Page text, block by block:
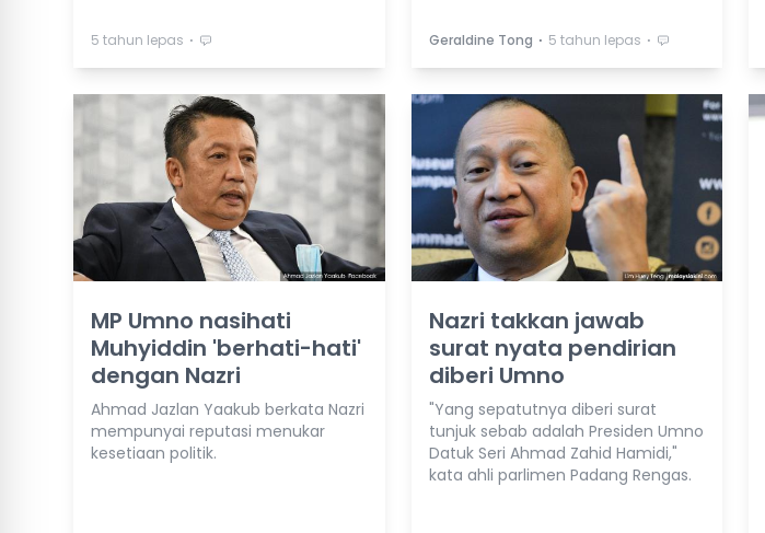
5 tahun lepas ⋅ Geraldine Tong ⋅ 5 tahun lepas ⋅
MP Umno nasihati
Muhyiddin 'berhati-hati'
dengan Nazri
Ahmad Jazlan Yaakub berkata Nazri
mempunyai reputasi menukar
kesetiaan politik.
Nazri takkan jawab
surat nyata pendirian
diberi Umno
"Yang sepatutnya diberi surat
tunjuk sebab adalah Presiden Umno
Datuk Seri Ahmad Zahid Hamidi,"
kata ahli parlimen Padang Rengas.